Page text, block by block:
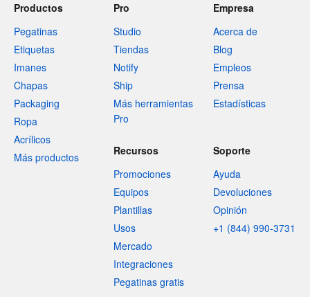
Productos
Pegatinas
Etiquetas
Imanes
Chapas
Packaging
Ropa
Acrílicos
Más productos
Pro
Studio
Tiendas
Notify
Ship
Más herramientas
Pro
Empresa
Acerca de
Blog
Empleos
Prensa
Estadísticas
Recursos
Promociones
Equipos
Plantillas
Usos
Mercado
Integraciones
Pegatinas gratis
Soporte
Ayuda
Devoluciones
Opinión
+1 (844) 990-3731